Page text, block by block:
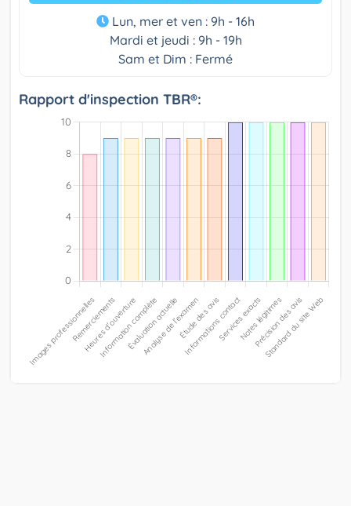
Lun, mer et ven : 9h - 16h
Mardi et jeudi : 9h - 19h
Sam et Dim : Fermé
Rapport d'inspection TBR®: